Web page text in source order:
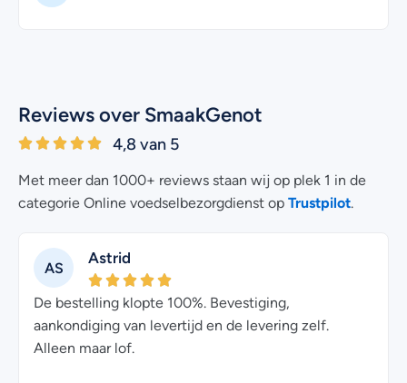
Reviews over SmaakGenot
4,8 van 5
Met meer dan 1000+ reviews staan wij op plek 1 in de
categorie Online voedselbezorgdienst op Trustpilot.
AS
Astrid
De bestelling klopte 100%. Bevestiging,
aankondiging van levertijd en de levering zelf.
Alleen maar lof.